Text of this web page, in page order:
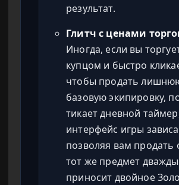
результат.
Глитч с ценами
Иногда, если вы
купцом и быстро
чтобы продать
базовую экипировку,
тикает дневной
интерфейс игры
позволяя вам продать
тот же предмет
приносит двойное